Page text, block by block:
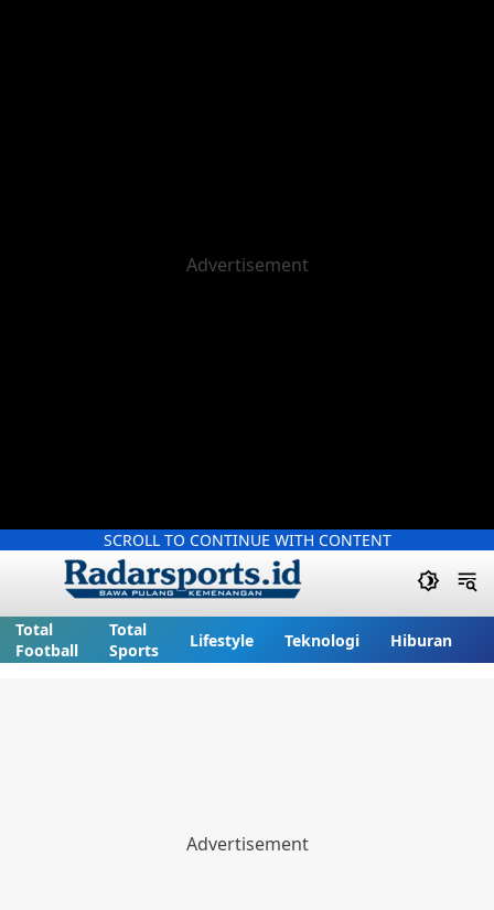
SCROLL TO CONTINUE WITH CONTENT
Total
Football
Total
Sports
Lifestyle Teknologi Hiburan